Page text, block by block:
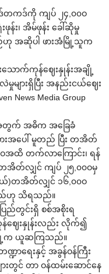
တကဒ်ကို ကျပ် ၂၄,၀၀ဝ
န်း၊ အိမ်ဖုန်း ‌ခေါ်ဆိုမှု
အဆိုပါ ဖားအံမြို့သူက
ောက်ကုန်‌ဈေးနှုန်းအချို့
ျားရှိပြီး အနည်းငယ်‌ဈေး
Media Group
အတွက် အဓိက အ‌ခြေခံ
းအ‌ပေါ် မူတည် ပြီး တအိတ်
ဝအထိ တက်လာ‌ကြောင်း၊ ရန်
အိတ်လျှင် ကျပ် ၂၅,၀၀ဝမှ
ယ်)တအိတ်လျှင် ၁၆,၀၀ဝ
ည်ဟု သိရသည်။
ြည်တွင်းရှိ စစ်အစိုးရ
န်‌ဈေးနှုန်းလည်း လိုက်၍
ချို့က ယူဆကြသည်။
ဍာ‌ရေးနှင့် အခွန်ဝန်ကြီး
ျားတွင် တာ ဝန်ထမ်း‌ဆောင်‌နေ